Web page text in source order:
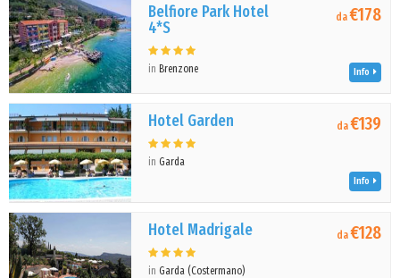
Belfiore Park Hotel
4*S
in Brenzone
da€178
Info
Hotel Garden
inGarda
da€139
Info
Hotel Madrigale
inGarda (Costermano)
da€128